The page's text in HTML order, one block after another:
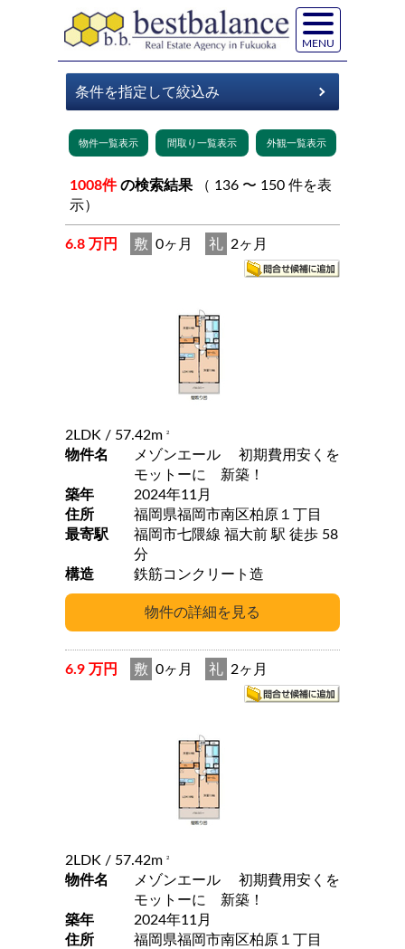
MENU
1008件 の検索結果
示）
6.8 万円 敷 0ヶ月 礼 2ヶ月
2LDK / 57.42m 2
物件名
メゾンエール 初期費用安くを
モットーに 新築！
築年
2024年11月
住所
福岡県福岡市南区柏原１丁目
最寄駅
福岡市七隈線 福大前 駅 徒歩 58
分
構造
鉄筋コンクリート造
6.9 万円 敷 0ヶ月 礼 2ヶ月
2LDK / 57.42m 2
物件名
メゾンエール 初期費用安くを
モットーに 新築！
築年
2024年11月
住所
福岡県福岡市南区柏原１丁目